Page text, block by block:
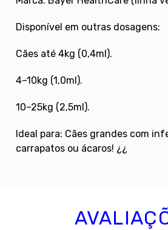
Disponível em outras dosagens:
Cães até 4kg (0,4ml).
4–10kg (1,0ml).
10–25kg (2,5ml).
Ideal para: Cães grandes com
carrapatos ou ácaros! ¿¿